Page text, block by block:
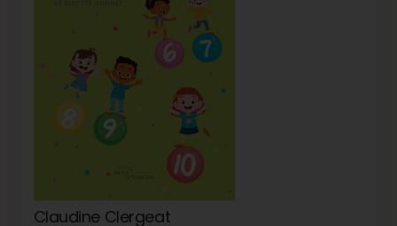
Claudine Clergeat